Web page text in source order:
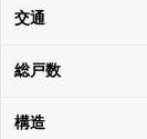
交通
総戸数
構造